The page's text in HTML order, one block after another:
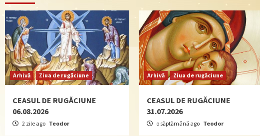
Arhivă Ziua de rugăciune
CEASUL DE RUGĂCIUNE
06.08.2026
2 zile ago Teodor
Arhivă Ziua de rugăciune
CEASUL DE RUGĂCIUNE
31.07.2026
o săptămână ago Teodor